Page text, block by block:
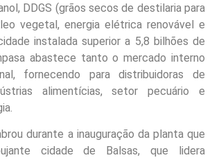
DDGS (grãos secos de destilaria para
vegetal, energia elétrica renovável e
instalada superior a 5,8 bilhões de
abastece tanto o mercado interno
fornecendo para distribuidoras de
alimentícias, setor pecuário e
durante a inauguração da planta que
cidade de Balsas, que lidera